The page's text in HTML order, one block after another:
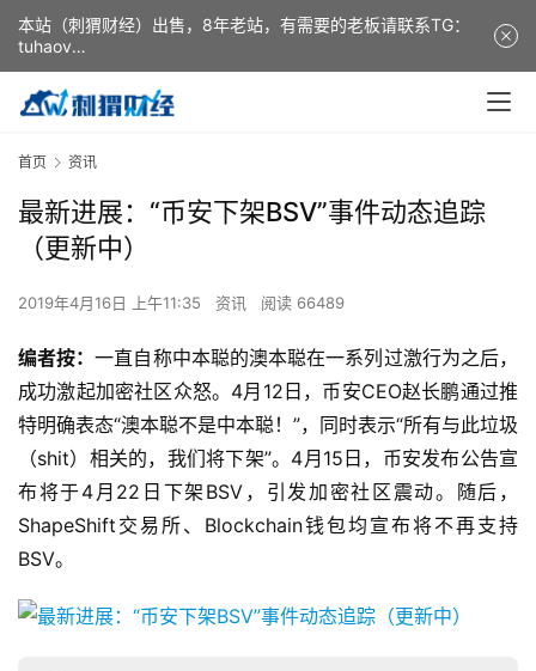
首页 资讯
最新进展：“币安下架BSV”事件动态追踪
（更新中）
2019年4月16日 上午11:35 资讯 阅读 66489
编者按：一直自称中本聪的澳本聪在一系列过激行为之后，
成功激起加密社区众怒。4月12日，币安CEO赵长鹏通过推
特明确表态“澳本聪不是中本聪！”，同时表示“所有与此垃圾
（shit）相关的，我们将下架”。4月15日，币安发布公告宣
布将于4月22日下架BSV，引发加密社区震动。随后，
ShapeShift交易所、Blockchain钱包均宣布将不再支持
BSV。
本站（刺猬财经）出售，8年老站，有需要的老板请联系TG：
tuhaov
This website (ciweicaijing) is for sale. It is a 8-year-old
website. If you need it, please contact TG: tuhaov